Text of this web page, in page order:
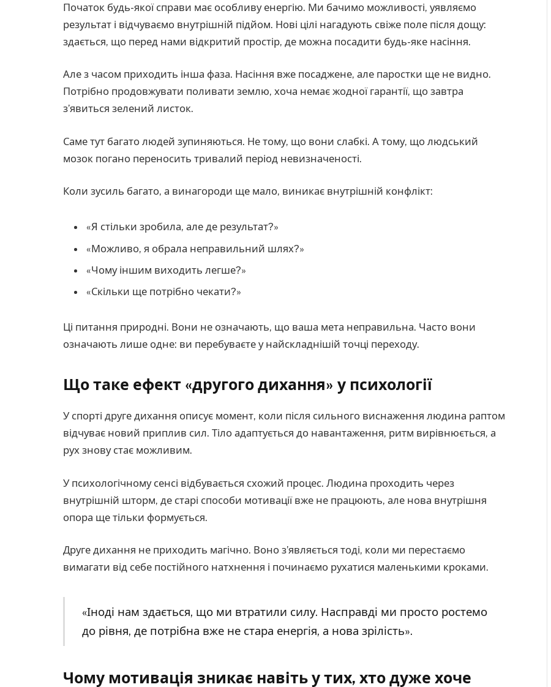
Початок будь-якої справи має особливу енергію. Ми бачимо можливості, уявляємо
результат і відчуваємо внутрішній підйом. Нові цілі нагадують свіже поле після дощу:
здається, що перед нами відкритий простір, де можна посадити будь-яке насіння.
Але з часом приходить інша фаза. Насіння вже посаджене, але паростки ще не видно.
Потрібно продовжувати поливати землю, хоча немає жодної гарантії, що завтра
з’явиться зелений листок.
Саме тут багато людей зупиняються. Не тому, що вони слабкі. А тому, що людський
мозок погано переносить тривалий період невизначеності.
Коли зусиль багато, а винагороди ще мало, виникає внутрішній конфлікт:
«Я стільки зробила, але де результат?»
«Можливо, я обрала неправильний шлях?»
«Чому іншим виходить легше?»
«Скільки ще потрібно чекати?»
Ці питання природні. Вони не означають, що ваша мета неправильна. Часто вони
означають лише одне: ви перебуваєте у найскладнішій точці переходу.
Що таке ефект «другого дихання» у психології
У спорті друге дихання описує момент, коли після сильного виснаження людина раптом
відчуває новий приплив сил. Тіло адаптується до навантаження, ритм вирівнюється, а
рух знову стає можливим.
У психологічному сенсі відбувається схожий процес. Людина проходить через
внутрішній шторм, де старі способи мотивації вже не працюють, але нова внутрішня
опора ще тільки формується.
Друге дихання не приходить магічно. Воно з’являється тоді, коли ми перестаємо
вимагати від себе постійного натхнення і починаємо рухатися маленькими кроками.
«Іноді нам здається, що ми втратили силу. Насправді ми просто ростемо
до рівня, де потрібна вже не стара енергія, а нова зрілість».
Чому мотивація зникає навіть у тих, хто дуже хоче